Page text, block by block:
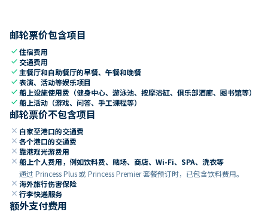
邮轮票价包含项目
check住宿费用
check 交通费用
check 主餐厅和自助餐厅的早餐、午餐和晚餐
check表演、活动等娱乐项目
check船上设施使用费（健身中心、游泳池、按摩浴缸、俱乐部酒廊、图书馆等）
check船上活动（游戏、问答、手工课程等）
邮轮票价不包含项目
close 自家至港口的交通费
close 各个港口的交通费
close 靠港观光游费用
close 船上个人费用，例如饮料费、赌场、商店、Wi-Fi、SPA、洗衣等
通过 Princess Plus 或 Princess Premier 套餐预订时，已包含饮料费用。
close 海外旅行伤害保险
close 行李快递服务
额外支付费用